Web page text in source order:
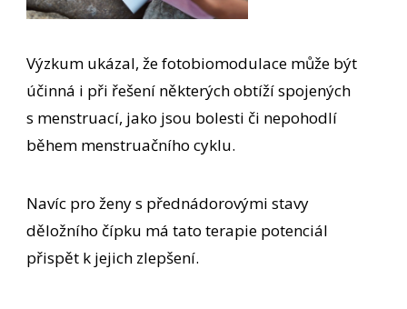
Výzkum ukázal, že fotobiomodulace může být
účinná i při řešení některých obtíží spojených
s menstruací, jako jsou bolesti či nepohodlí
během menstruačního cyklu.
Navíc pro ženy s přednádorovými stavy
děložního čípku má tato terapie potenciál
přispět k jejich zlepšení.